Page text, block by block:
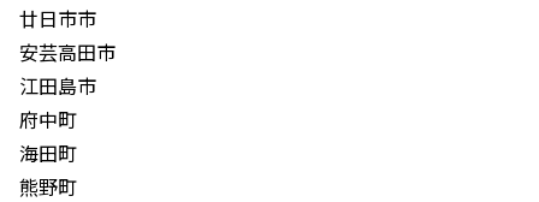
廿日市市
安芸高田市
江田島市
府中町
海田町
熊野町